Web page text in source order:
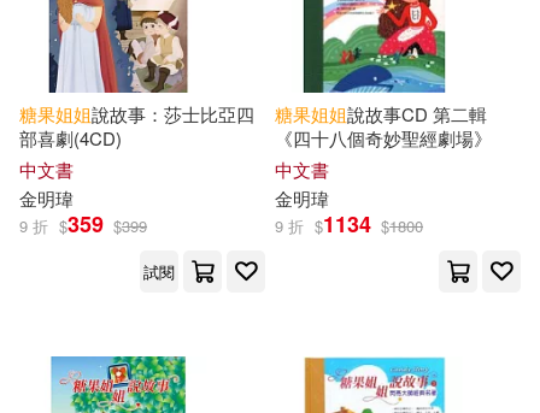
禾揚(1)
糖果小俠(1)
配送方式 (可複選)
可海外宅配(19)
糖果姐姐說故事：莎士比亞四
部喜劇(4CD)
中文書
金明瑋
9 折 $359 $399
試閱
糖果姐姐說故事CD 第二輯
《四十八個奇妙聖經劇場》
中文書
金明瑋
9 折 $1134 $1800